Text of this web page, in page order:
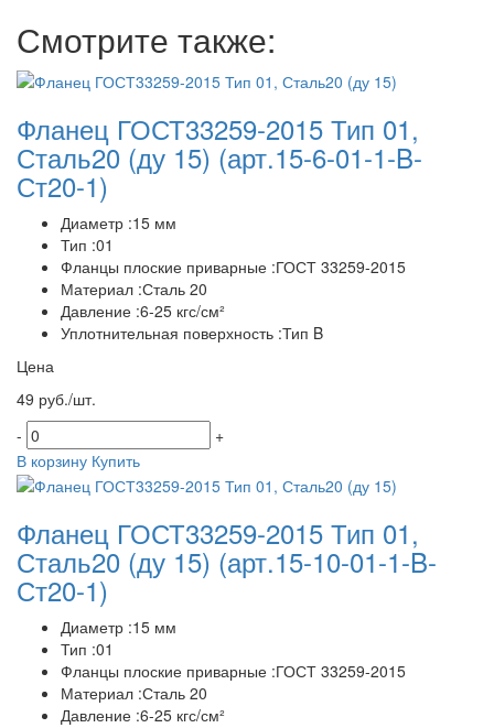
Смотрите также:
Фланец ГОСТ33259-2015 Тип 01,
Сталь20 (ду 15) (арт.15-6-01-1-B-
Ст20-1)
Диаметр :15 мм
Тип :01
Фланцы плоские приварные :ГОСТ 33259-2015
Материал :Сталь 20
Давление :6-25 кгс/см²
Уплотнительная поверхность :Тип B
Цена
49 руб./шт.
-
+
В корзину Купить
Фланец ГОСТ33259-2015 Тип 01,
Сталь20 (ду 15) (арт.15-10-01-1-B-
Ст20-1)
Диаметр :15 мм
Тип :01
Фланцы плоские приварные :ГОСТ 33259-2015
Материал :Сталь 20
Давление :6-25 кгс/см²